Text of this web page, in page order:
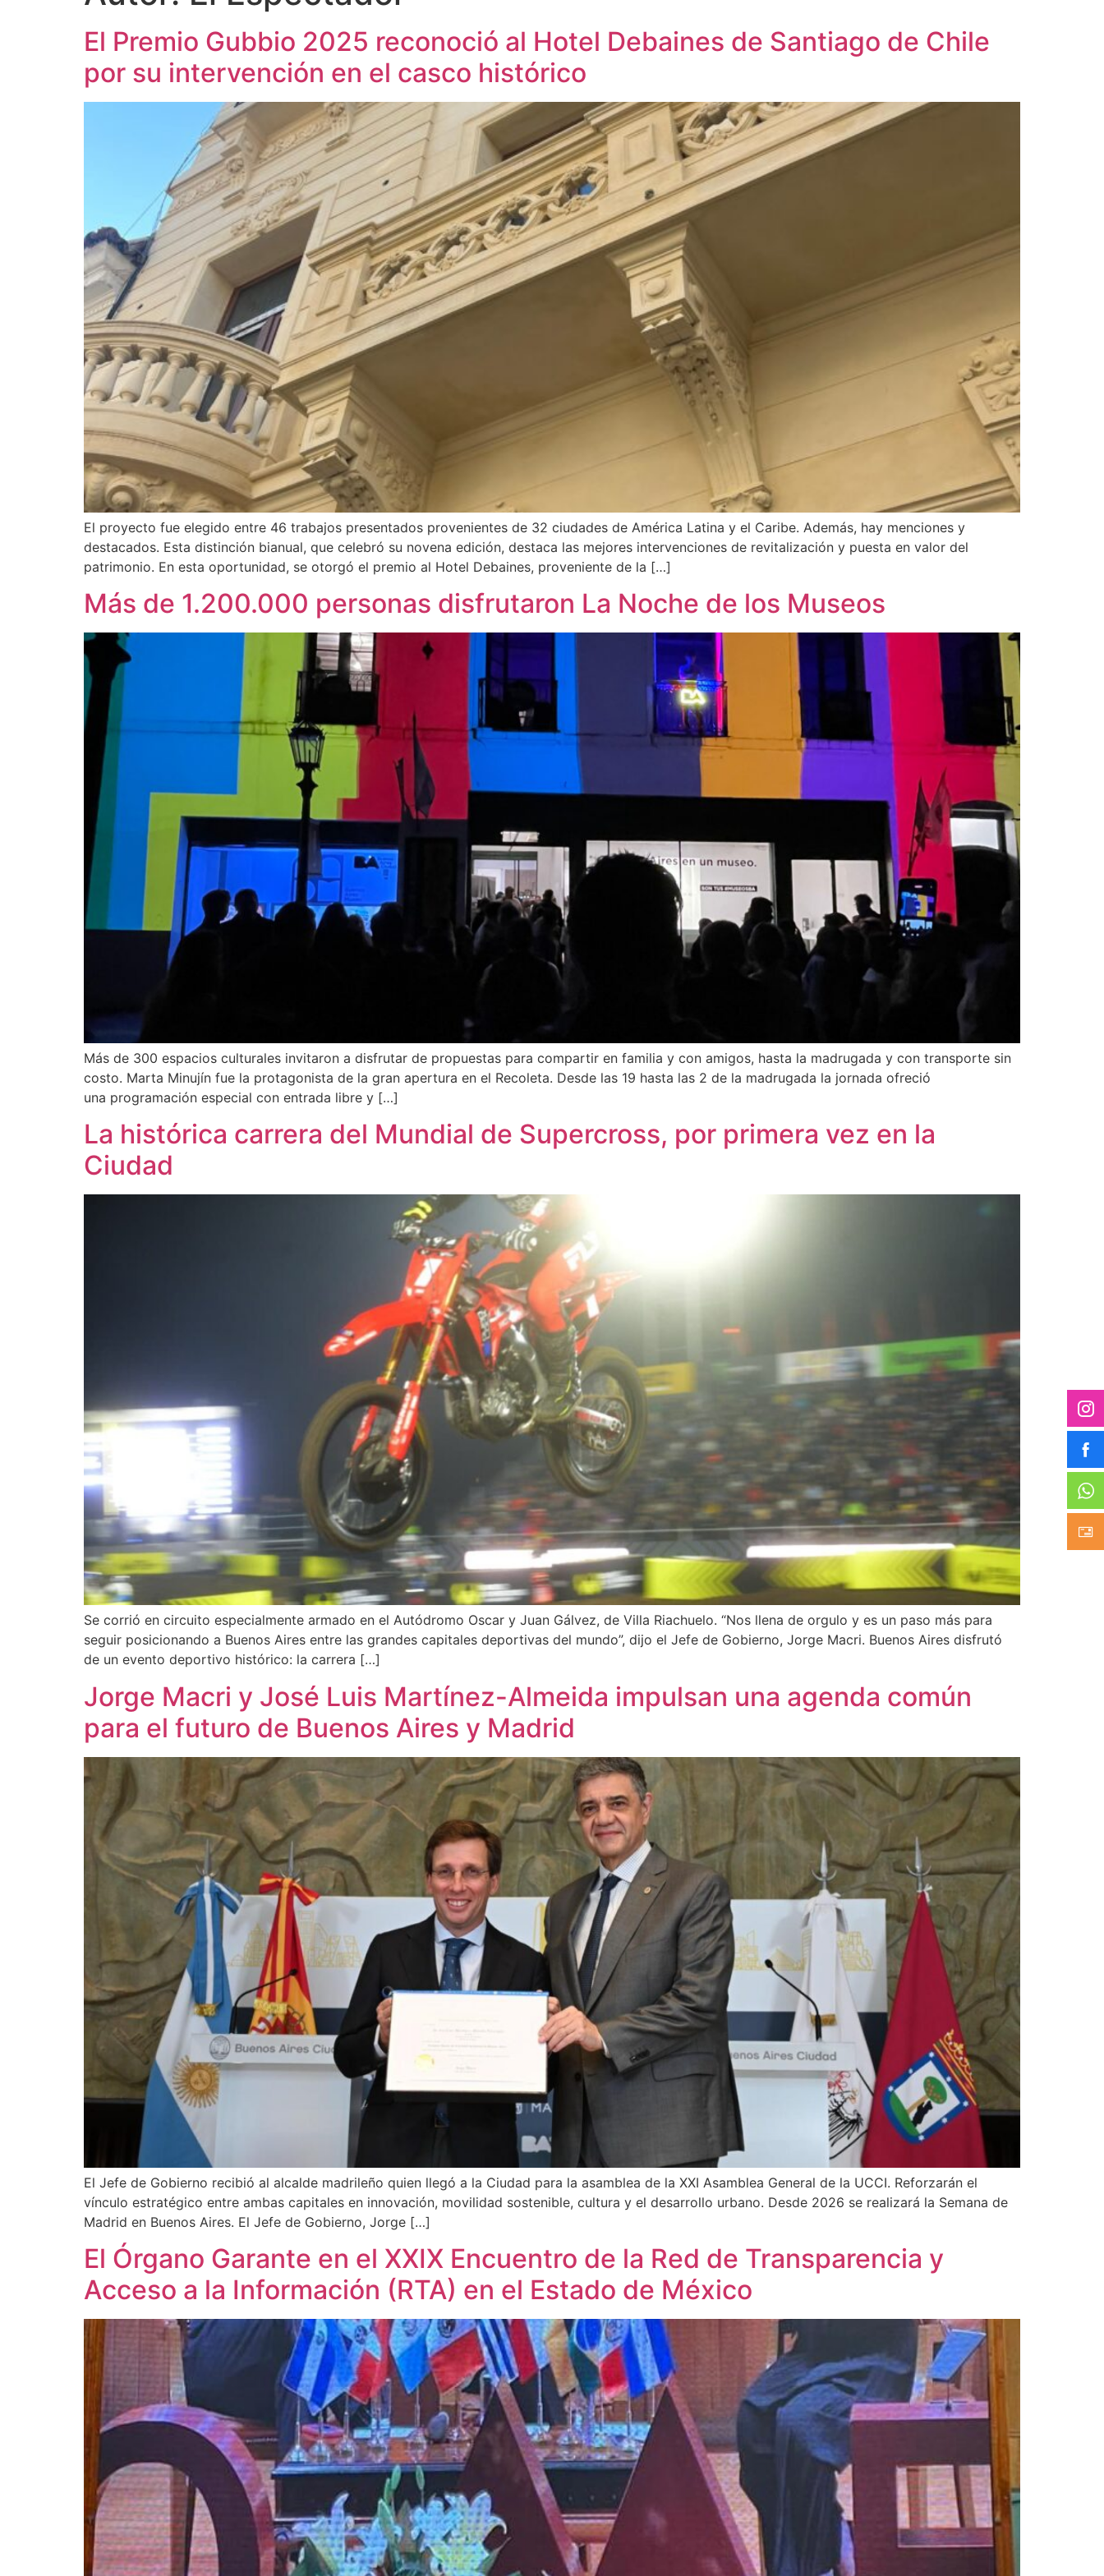
El Premio Gubbio 2025 reconoció al Hotel Debaines de Santiago de Chile
por su intervención en el casco histórico
El proyecto fue elegido entre 46 trabajos presentados provenientes de 32 ciudades de América Latina y el Caribe. Además, hay menciones y
destacados. Esta distinción bianual, que celebró su novena edición, destaca las mejores intervenciones de revitalización y puesta en valor del
patrimonio. En esta oportunidad, se otorgó el premio al Hotel Debaines, proveniente de la […]
Más de 1.200.000 personas disfrutaron La Noche de los Museos
Más de 300 espacios culturales invitaron a disfrutar de propuestas para compartir en familia y con amigos, hasta la madrugada y con transporte sin
costo. Marta Minujín fue la protagonista de la gran apertura en el Recoleta. Desde las 19 hasta las 2 de la madrugada la jornada ofreció
una programación especial con entrada libre y […]
La histórica carrera del Mundial de Supercross, por primera vez en la
Ciudad
Se corrió en circuito especialmente armado en el Autódromo Oscar y Juan Gálvez, de Villa Riachuelo. “Nos llena de orgulo y es un paso más para
seguir posicionando a Buenos Aires entre las grandes capitales deportivas del mundo”, dijo el Jefe de Gobierno, Jorge Macri. Buenos Aires disfrutó
de un evento deportivo histórico: la carrera […]
Jorge Macri y José Luis Martínez-Almeida impulsan una agenda común
para el futuro de Buenos Aires y Madrid
El Jefe de Gobierno recibió al alcalde madrileño quien llegó a la Ciudad para la asamblea de la XXI Asamblea General de la UCCI. Reforzarán el
vínculo estratégico entre ambas capitales en innovación, movilidad sostenible, cultura y el desarrollo urbano. Desde 2026 se realizará la Semana de
Madrid en Buenos Aires. El Jefe de Gobierno, Jorge […]
El Órgano Garante en el XXIX Encuentro de la Red de Transparencia y
Acceso a la Información (RTA) en el Estado de México